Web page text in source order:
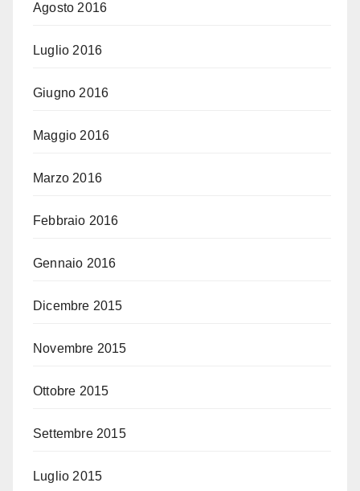
Agosto 2016
Luglio 2016
Giugno 2016
Maggio 2016
Marzo 2016
Febbraio 2016
Gennaio 2016
Dicembre 2015
Novembre 2015
Ottobre 2015
Settembre 2015
Luglio 2015